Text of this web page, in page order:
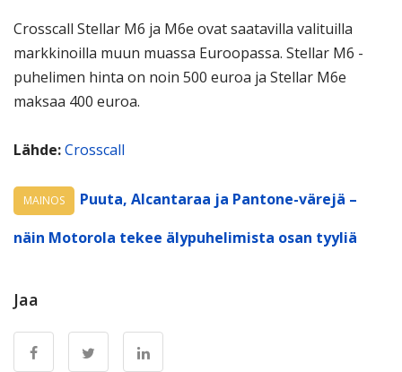
Crosscall Stellar M6 ja M6e ovat saatavilla valituilla
markkinoilla muun muassa Euroopassa. Stellar M6 -
puhelimen hinta on noin 500 euroa ja Stellar M6e
maksaa 400 euroa.
Lähde:Crosscall
MAINOS
Puuta, Alcantaraa ja Pantone-värejä –
näin Motorola tekee älypuhelimista osan tyyliä
Jaa